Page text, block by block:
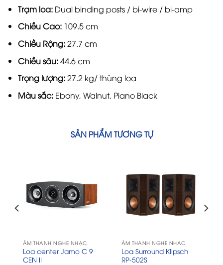
Trạm loa:Dual binding posts / bi-wire / bi-amp
Chiều Cao:109.5 cm
Chiều Rộng:27.7 cm
Chiều sâu:44.6 cm
Trọng lượng:27.2 kg/ thùng loa
Màu sắc:Ebony, Walnut, Piano Black
SẢN PHẨM TƯƠNG TỰ
ÂM THANH NGHE NHẠC
Loa center Jamo C 9
CEN II
ÂM THANH NGHE NHẠC
Loa Surround Klipsch
RP-502S